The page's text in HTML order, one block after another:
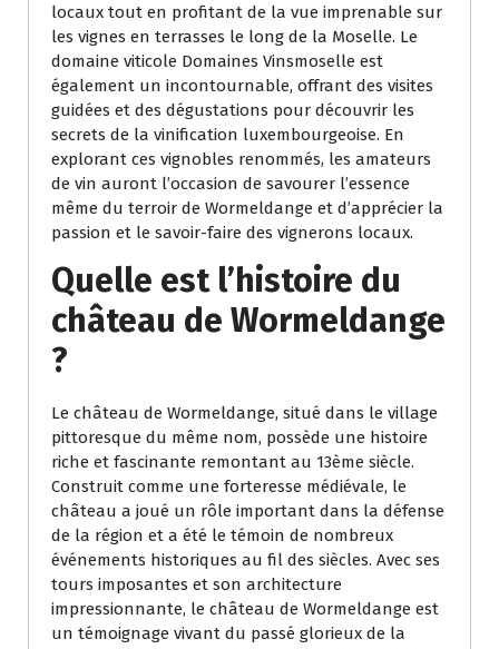
locaux tout en profitant de la vue imprenable sur
les vignes en terrasses le long de la Moselle. Le
domaine viticole Domaines Vinsmoselle est
également un incontournable, offrant des visites
guidées et des dégustations pour découvrir les
secrets de la vinification luxembourgeoise. En
explorant ces vignobles renommés, les amateurs
de vin auront l’occasion de savourer l’essence
même du terroir de Wormeldange et d’apprécier la
passion et le savoir-faire des vignerons locaux.
Quelle est l’histoire du
château de Wormeldange
?
Le château de Wormeldange, situé dans le village
pittoresque du même nom, possède une histoire
riche et fascinante remontant au 13ème siècle.
Construit comme une forteresse médiévale, le
château a joué un rôle important dans la défense
de la région et a été le témoin de nombreux
événements historiques au fil des siècles. Avec ses
tours imposantes et son architecture
impressionnante, le château de Wormeldange est
un témoignage vivant du passé glorieux de la